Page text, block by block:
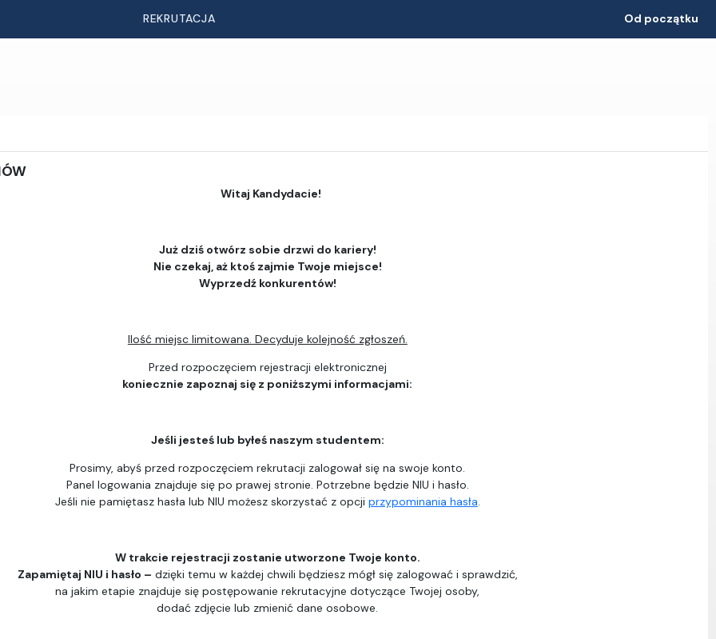
REKRUTACJA Od początku
Witaj Kandydacie!
Już dziś otwórz sobie drzwi do kariery!
Nie czekaj, aż ktoś zajmie Twoje miejsce!
Wyprzedź konkurentów!
Ilość miejsc limitowana. Decyduje kolejność zgłoszeń.
Przed rozpoczęciem rejestracji elektronicznej
koniecznie zapoznaj się z poniższymi informacjami:
Jeśli jesteś lub byłeś naszym studentem:
Prosimy, abyś przed rozpoczęciem rekrutacji zalogował się na swoje konto.
Panel logowania znajduje się po prawej stronie. Potrzebne będzie NIU i hasło.
Jeśli nie pamiętasz hasła lub NIU możesz skorzystać z opcji przypominania hasła
W trakcie rejestracji zostanie utworzone Twoje konto.
Zapamiętaj NIU i hasło – dzięki temu w każdej chwili będziesz mógł się zalogować i sprawdzić,
na jakim etapie znajduje się postępowanie rekrutacyjne dotyczące Twojej osoby,
dodać zdjęcie lub zmienić dane osobowe.